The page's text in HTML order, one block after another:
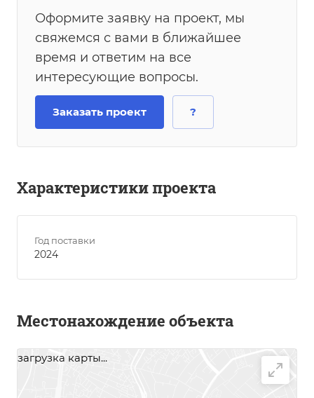
Оформите заявку на проект, мы
свяжемся с вами в ближайшее
время и ответим на все
интересующие вопросы.
Заказать проект ?
Характеристики проекта
Год поставки
2024
Местонахождение объекта
загрузка карты...